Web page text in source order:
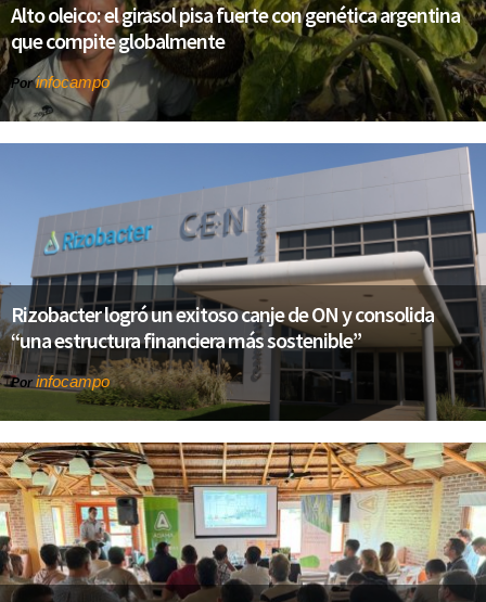
Alto oleico: el girasol pisa fuerte con genética argentina
que compite globalmente
Porinfocampo
Rizobacter logró un exitoso canje de ON y consolida
“una estructura financiera más sostenible”
Por infocampo